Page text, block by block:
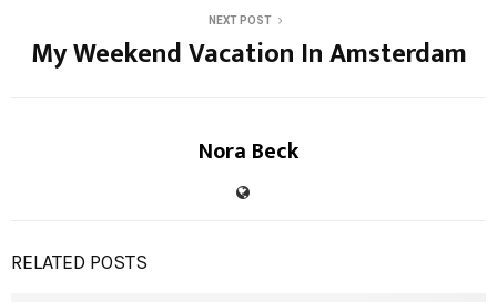
NEXT POST
My Weekend Vacation In Amsterdam
Nora Beck
RELATED POSTS